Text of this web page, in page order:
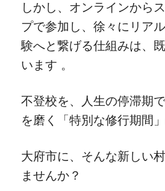
しかし、オンラインから
プで参加し、徐々にリア
験へと繋げる仕組みは、
います 。
不登校を、人生の停滞期
を磨く「特別な修行期間」
大府市に、そんな新しい
ませんか？